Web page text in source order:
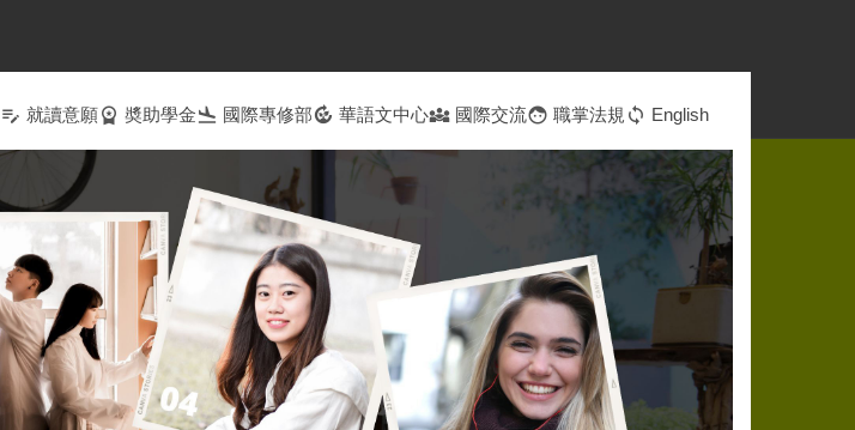
edit_note 就讀意願workspace_premium 奬助學金flight_land 國際專修部compost 華語文中心diversity_3 國際交流face 職掌法規 sync English